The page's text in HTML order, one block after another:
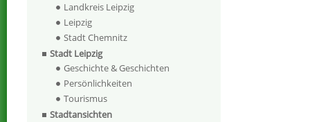
Landkreis Leipzig
Leipzig
Stadt Chemnitz
Stadt Leipzig
Geschichte & Geschichten
Persönlichkeiten
Tourismus
Stadtansichten